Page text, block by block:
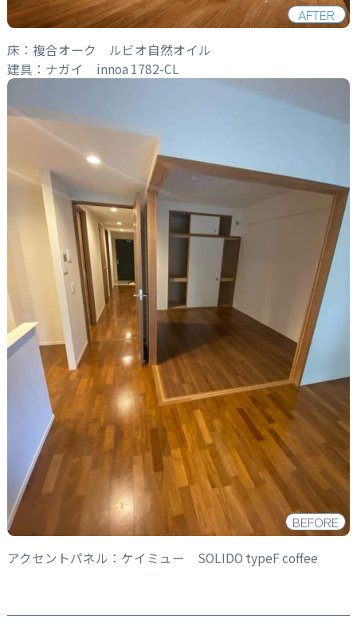
AFTER
床：複合オーク ルビオ自然オイル
建具：ナガイ innoa 1782-CL
BEFORE
アクセントパネル：ケイミュー SOLIDO typeF coffee